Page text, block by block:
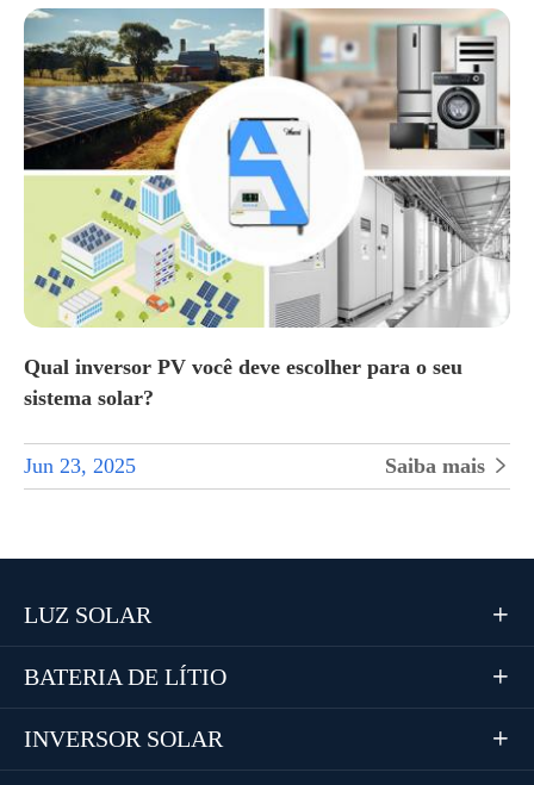
Qual inversor PV você deve escolher para o seu
sistema solar?
Jun 23, 2025 Saiba mais 
LUZ SOLAR 
BATERIA DE LÍTIO 
INVERSOR SOLAR 